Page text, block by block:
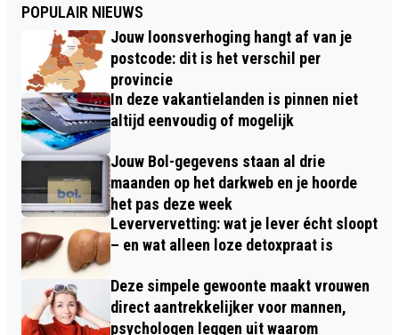
POPULAIR NIEUWS
Jouw loonsverhoging hangt af van je
postcode: dit is het verschil per
provincie
In deze vakantielanden is pinnen niet
altijd eenvoudig of mogelijk
Jouw Bol-gegevens staan al drie
maanden op het darkweb en je hoorde
het pas deze week
Leververvetting: wat je lever écht sloopt
– en wat alleen loze detoxpraat is
Deze simpele gewoonte maakt vrouwen
direct aantrekkelijker voor mannen,
psychologen leggen uit waarom